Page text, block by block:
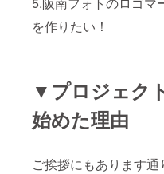
を作りたい！
▼プロジェク
始めた理由
ご挨拶にもあります通